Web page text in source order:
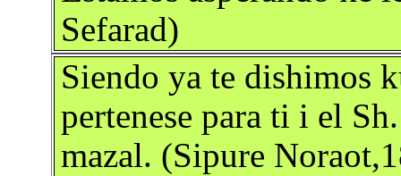
Sefarad)
Siendo ya te dishimos
pertenese para ti i el
mazal. (Sipure